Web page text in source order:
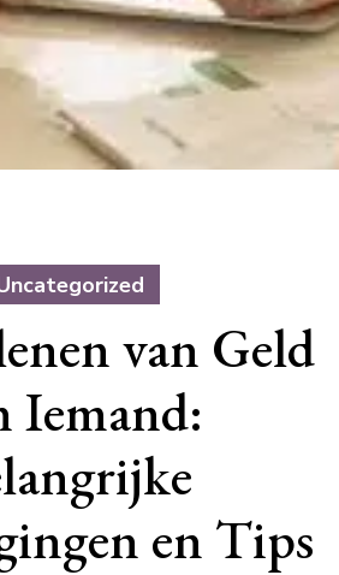
van Geld
Iemand:
en Tips